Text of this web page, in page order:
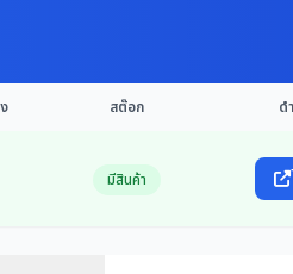
สต๊อก ด
มีสินค้า